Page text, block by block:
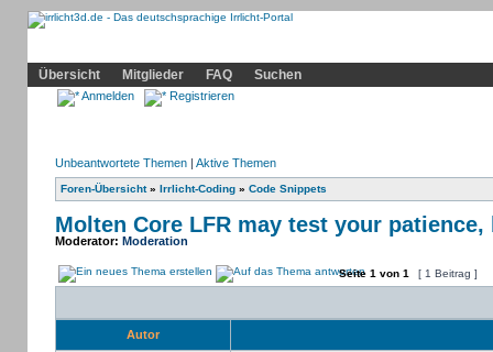
Übersicht
Mitglieder FAQ Suchen
Anmelden Registrieren
Unbeantwortete Themen| Aktive Themen
Foren-Übersicht» Irrlicht-Coding» Code Snippets
Molten Core LFR may test your
Moderator: Moderation
Seite 1 von 1 [ 1 Beitrag ]
Autor